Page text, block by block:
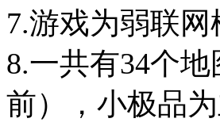
7.游戏为弱联
8.一共有34个
前），小极品